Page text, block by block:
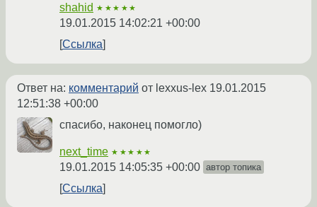
shahid ★★★★★
19.01.2015 14:02:21 +00:00
Ссылка
Ответ на: комментарий от lexxus-lex 19.01.2015
12:51:38 +00:00
спасибо, наконец помогло)
next_time ★★★★★
19.01.2015 14:05:35 +00:00 автор топика
Ссылка